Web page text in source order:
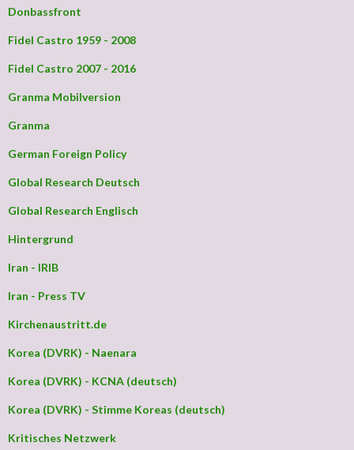
Donbassfront
Fidel Castro 1959 - 2008
Fidel Castro 2007 - 2016
Granma Mobilversion
Granma
German Foreign Policy
Global Research Deutsch
Global Research Englisch
Hintergrund
Iran - IRIB
Iran - Press TV
Kirchenaustritt.de
Korea (DVRK) - Naenara
Korea (DVRK) - KCNA (deutsch)
Korea (DVRK) - Stimme Koreas (deutsch)
Kritisches Netzwerk